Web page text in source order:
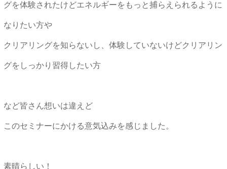
グを体験されたけどエネルギーをもっと捕らえられるように
なりたい方や
クリアリングを知らないし、体験していないけどクリアリン
グをしっかり習得したい方
など皆さん想いは違えど
このセミナーにかける意気込みを感じました。
素晴らしい！